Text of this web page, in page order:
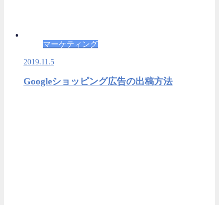
マーケティング
2019.11.5
Googleショッピング広告の出稿方法